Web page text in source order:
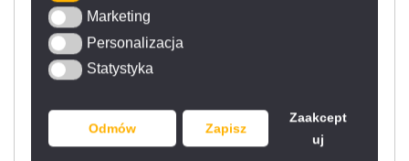
MarketingMarketing
Personalizacja
Personalizacja
StatystykaStatystyka
Odmów Zapisz
Zaakcept
uj
Krzysiek